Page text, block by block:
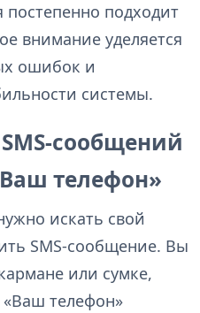
постепенно подходит
внимание уделяется
ошибок и
системы.
сообщений
телефон»
искать свой
SMS-сообщение. Вы
или сумке,
телефон»